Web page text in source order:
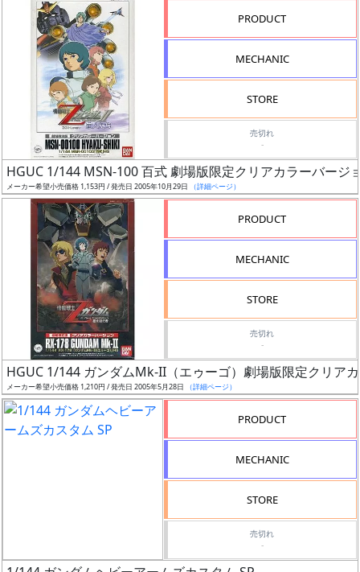
形
色
イ
ト
ル
含
PRODUCT
MECHANIC
STORE
売切れ
-
HGUC 1/144 MSN-100 百式 劇場版限定クリアカラーバージ
メーカー希望小売価格 1,153円 / 発売日 2005年10月29日 （詳細ページ）
PRODUCT
MECHANIC
STORE
売切れ
-
HGUC 1/144 ガンダムMk-II（エゥーゴ）劇場版限定クリア
メーカー希望小売価格 1,210円 / 発売日 2005年5月28日 （詳細ページ）
PRODUCT
MECHANIC
STORE
売切れ
-